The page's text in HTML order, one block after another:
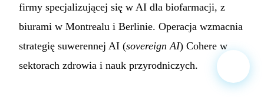
firmy specjalizującej się w AI dla biofarmacji, z
biurami w Montrealu i Berlinie. Operacja wzmacnia
strategię suwerennej AI (sovereign AI) Cohere w
sektorach zdrowia i nauk przyrodniczych.